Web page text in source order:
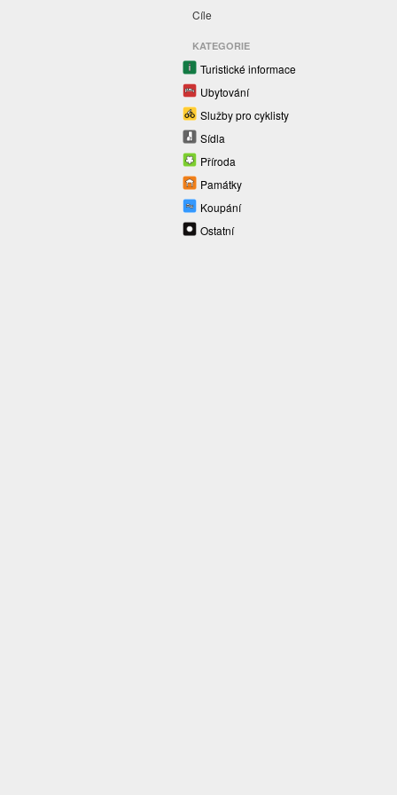
Cíle
KATEGORIE
Turistické informace
Ubytování
Služby pro cyklisty
Sídla
Příroda
Památky
Koupání
Ostatní